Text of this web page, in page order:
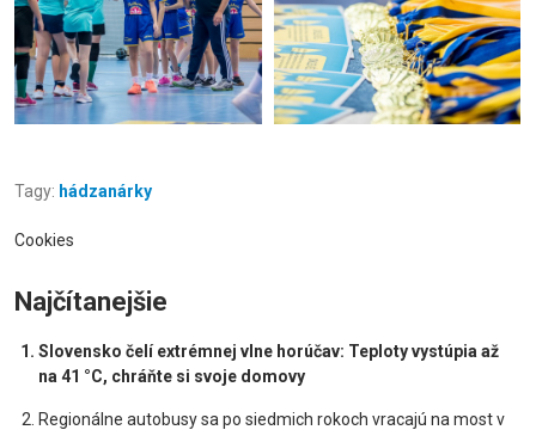
Tagy: hádzanárky
Cookies
Najčítanejšie
Slovensko čelí extrémnej vlne horúčav: Teploty vystúpia až
na 41 °C, chráňte si svoje domovy
Regionálne autobusy sa po siedmich rokoch vracajú na most v